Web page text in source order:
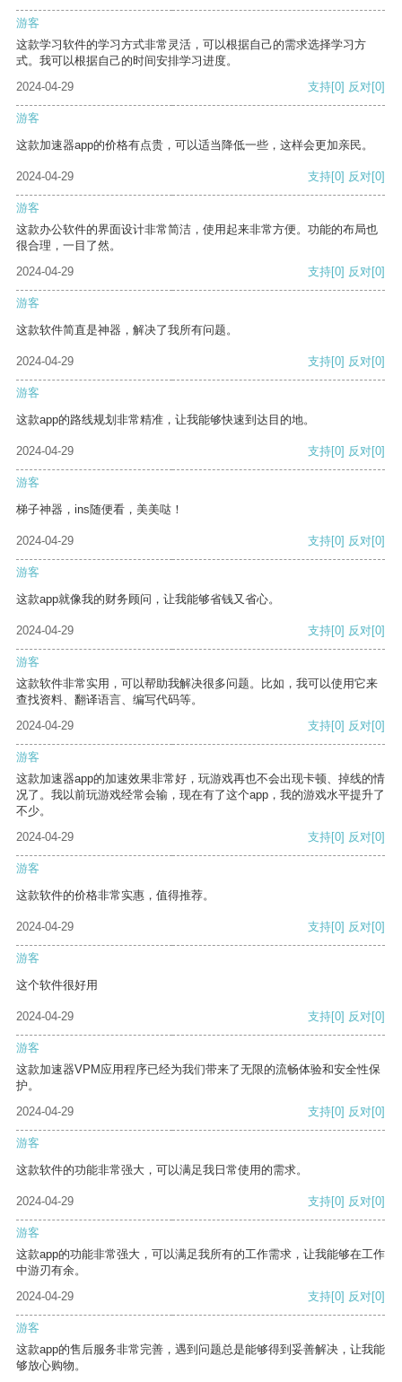
游客
这款学习软件的学习方式非常灵活，可以根据自己的需求选择学习方
式。我可以根据自己的时间安排学习进度。
2024-04-29
支持[0] 反对[0]
游客
这款加速器app的价格有点贵，可以适当降低一些，这样会更加亲民。
2024-04-29 支持[0] 反对[0]
游客
这款办公软件的界面设计非常简洁，使用起来非常方便。功能的布局也
很合理，一目了然。
2024-04-29
支持[0] 反对[0]
游客
这款软件简直是神器，解决了我所有问题。
2024-04-29 支持[0] 反对[0]
游客
这款app的路线规划非常精准，让我能够快速到达目的地。
2024-04-29 支持[0] 反对[0]
游客
梯子神器，ins随便看，美美哒！
2024-04-29 支持[0] 反对[0]
游客
这款app就像我的财务顾问，让我能够省钱又省心。
2024-04-29 支持[0] 反对[0]
游客
这款软件非常实用，可以帮助我解决很多问题。比如，我可以使用它来
查找资料、翻译语言、编写代码等。
2024-04-29
支持[0] 反对[0]
游客
这款加速器app的加速效果非常好，玩游戏再也不会出现卡顿、掉线的情
况了。我以前玩游戏经常会输，现在有了这个app，我的游戏水平提升了
不少。
2024-04-29
支持[0] 反对[0]
游客
这款软件的价格非常实惠，值得推荐。
2024-04-29 支持[0] 反对[0]
游客
这个软件很好用
2024-04-29 支持[0] 反对[0]
游客
这款加速器VPM应用程序已经为我们带来了无限的流畅体验和安全性保
护。
2024-04-29
支持[0] 反对[0]
游客
这款软件的功能非常强大，可以满足我日常使用的需求。
2024-04-29 支持[0] 反对[0]
游客
这款app的功能非常强大，可以满足我所有的工作需求，让我能够在工作
中游刃有余。
2024-04-29
支持[0] 反对[0]
游客
这款app的售后服务非常完善，遇到问题总是能够得到妥善解决，让我能
够放心购物。